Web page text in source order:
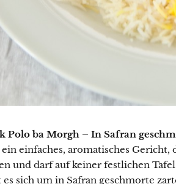
Polo ba Morgh – In Safran
einfaches, aromatisches Gericht,
und darf auf keiner festlichen
es sich um in Safran geschmorte